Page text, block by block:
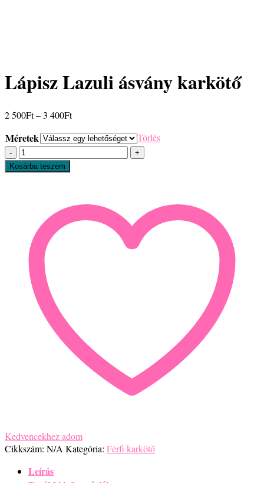
Lápisz Lazuli ásvány karkötő
2 500Ft–3 400FtÁrtartomány:
500Ft
Méretek
Törlés
Lápisz
Lazuli
ásvány
Kosárba teszem
Kedvencekhez adom
Cikkszám: N/A Kategória: Férfi karkötő
Leírás